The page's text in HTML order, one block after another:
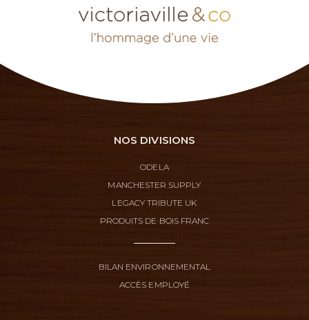
NOS DIVISIONS
ODELA
MANCHESTER SUPPLY
LEGACY TRIBUTE UK
PRODUITS DE BOIS FRANC
BILAN ENVIRONNEMENTAL
ACCÈS EMPLOYÉ